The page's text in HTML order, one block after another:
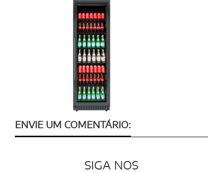
ENVIE UM COMENTÁRIO:
SIGA NOS